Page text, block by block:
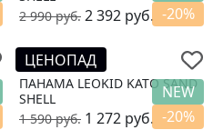
-20%
2 990руб. 2 392 руб.
NEW
-20%
ЦЕНОПАД
ПАНАМА LEOKID KATO SAND
SHELL
1 590руб. 1 272 руб.